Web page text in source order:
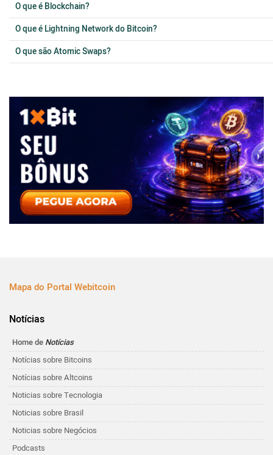
O que é Blockchain?
O que é Lightning Network do Bitcoin?
O que são Atomic Swaps?
Mapa do Portal Webitcoin
Notícias
Home de Notícias
Notícias sobre Bitcoins
Notícias sobre Altcoins
Noticias sobre Tecnologia
Noticias sobre Brasil
Noticias sobre Negócios
Podcasts